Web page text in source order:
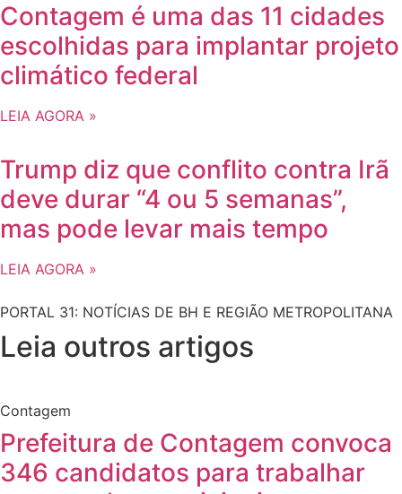
Contagem é uma das 11 cidades
escolhidas para implantar projeto
climático federal
LEIA AGORA »
Trump diz que conflito contra Irã
deve durar “4 ou 5 semanas”,
mas pode levar mais tempo
LEIA AGORA »
PORTAL 31: NOTÍCIAS DE BH E REGIÃO METROPOLITANA
Leia outros artigos
Contagem
Prefeitura de Contagem convoca
346 candidatos para trabalhar